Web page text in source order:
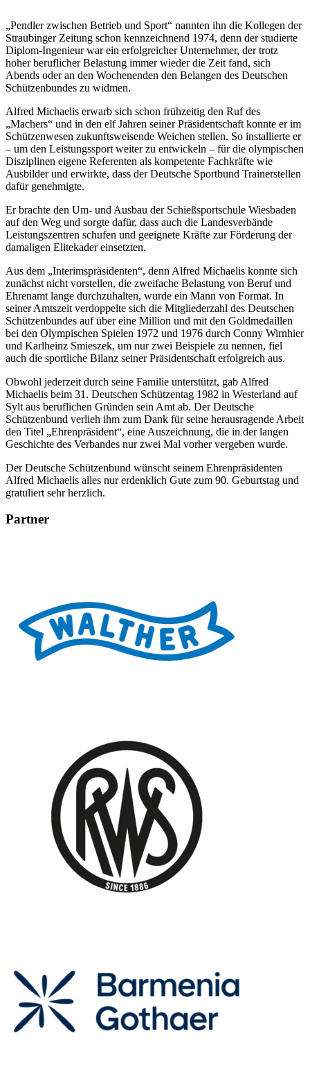
„Pendler zwischen Betrieb und Sport“ nannten ihn die Kollegen der
Straubinger Zeitung schon kennzeichnend 1974, denn der studierte
Diplom-Ingenieur war ein erfolgreicher Unternehmer, der trotz
hoher beruflicher Belastung immer wieder die Zeit fand, sich
Abends oder an den Wochenenden den Belangen des Deutschen
Schützenbundes zu widmen.
Alfred Michaelis erwarb sich schon frühzeitig den Ruf des
„Machers“ und in den elf Jahren seiner Präsidentschaft konnte er im
Schützenwesen zukunftsweisende Weichen stellen. So installierte er
– um den Leistungssport weiter zu entwickeln – für die olympischen
Disziplinen eigene Referenten als kompetente Fachkräfte wie
Ausbilder und erwirkte, dass der Deutsche Sportbund Trainerstellen
dafür genehmigte.
Er brachte den Um- und Ausbau der Schießsportschule Wiesbaden
auf den Weg und sorgte dafür, dass auch die Landesverbände
Leistungszentren schufen und geeignete Kräfte zur Förderung der
damaligen Elitekader einsetzten.
Aus dem „Interimspräsidenten“, denn Alfred Michaelis konnte sich
zunächst nicht vorstellen, die zweifache Belastung von Beruf und
Ehrenamt lange durchzuhalten, wurde ein Mann von Format. In
seiner Amtszeit verdoppelte sich die Mitgliederzahl des Deutschen
Schützenbundes auf über eine Million und mit den Goldmedaillen
bei den Olympischen Spielen 1972 und 1976 durch Conny Wirnhier
und Karlheinz Smieszek, um nur zwei Beispiele zu nennen, fiel
auch die sportliche Bilanz seiner Präsidentschaft erfolgreich aus.
Obwohl jederzeit durch seine Familie unterstützt, gab Alfred
Michaelis beim 31. Deutschen Schützentag 1982 in Westerland auf
Sylt aus beruflichen Gründen sein Amt ab. Der Deutsche
Schützenbund verlieh ihm zum Dank für seine herausragende Arbeit
den Titel „Ehrenpräsident“, eine Auszeichnung, die in der langen
Geschichte des Verbandes nur zwei Mal vorher vergeben wurde.
Der Deutsche Schützenbund wünscht seinem Ehrenpräsidenten
Alfred Michaelis alles nur erdenklich Gute zum 90. Geburtstag und
gratuliert sehr herzlich.
Partner